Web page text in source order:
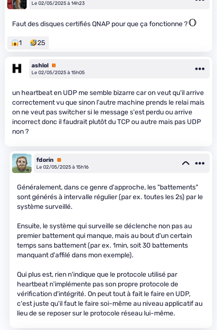
Le 02/05/2025 à 14h23
Faut des disques certifiés QNAP pour que ça fonctionne ?
1 25
ashlol Premium
Le 02/05/2025 à 15h05
un heartbeat en UDP me semble bizarre car on veut qu'il arrive
correctement vu que sinon l'autre machine prends le relai mais
on ne veut pas switcher si le message s'est perdu ou arrive
incorrect donc il faudrait plutôt du TCP ou autre mais pas UDP
non ?
fdorin
Premium
Le 02/05/2025 à 15h16
Généralement, dans ce genre d'approche, les "battements"
sont générés à intervalle régulier (par ex. toutes les 2s) par le
système surveillé.
Ensuite, le système qui surveille se déclenche non pas au
premier battement qui manque, mais au bout d'un certain
temps sans battement (par ex. 1min, soit 30 battements
manquant d'affilé dans mon exemple).
Qui plus est, rien n'indique que le protocole utilisé par
heartbeat n'implémente pas son propre protocole de
vérification d'intégrité. On peut tout à fait le faire en UDP,
c'est juste qu'il faut le faire soi-même au niveau applicatif au
lieu de se reposer sur le protocole réseau lui-même.